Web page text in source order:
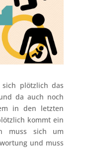
plötzlich das
da auch noch
in den letzten
kommt ein
muss sich um
und muss